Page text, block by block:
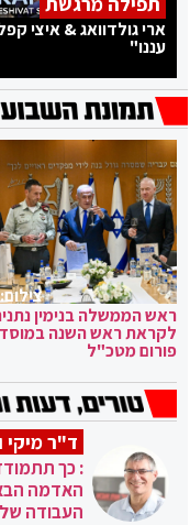
ארי גולדוואג & איצי
עננו"
ראש הממשלה בנימין
לקראת ראש השנה
פורום מטכ"ל
ד"ר מיקי
: כך
האדמה
העבודה